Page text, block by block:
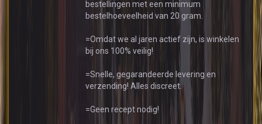
bestellingen met een minimum
bestelhoeveelheid van 20 gram.
=Omdat we al jaren actief zijn, is winkelen
bij ons 100% veilig!
=Snelle, gegarandeerde levering en
verzending! Alles discreet.
=Geen recept nodig!